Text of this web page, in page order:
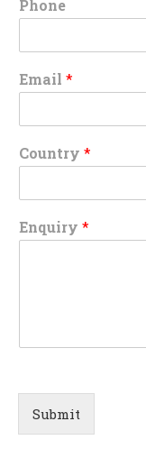
Phone
Email *
Country *
Enquiry *
Submit